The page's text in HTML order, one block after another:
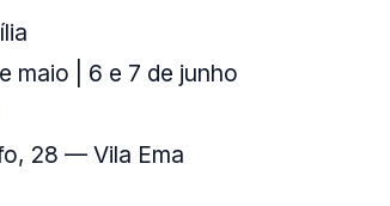
maio | 6 e 7 de junho
28 — Vila Ema